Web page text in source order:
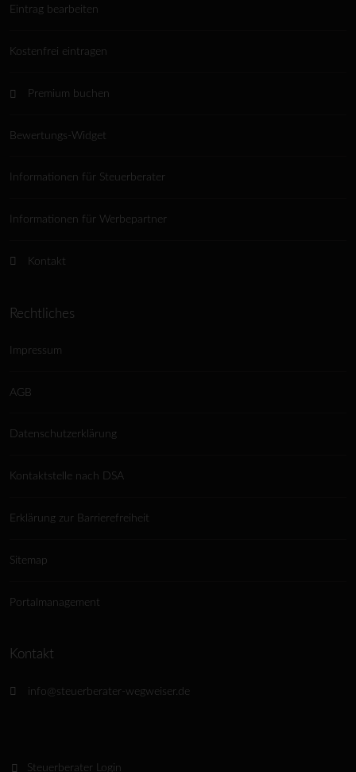
Eintrag bearbeiten
Kostenfrei eintragen
Premium buchen
Bewertungs-Widget
Informationen für Steuerberater
Informationen für Werbepartner
Kontakt
Rechtliches
Impressum
AGB
Datenschutzerklärung
Kontaktstelle nach DSA
Erklärung zur Barrierefreiheit
Sitemap
Portalmanagement
Kontakt
info@steuerberater-wegweiser.de
Steuerberater Login